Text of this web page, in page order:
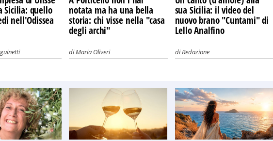
Sicilia: quello
nell'Odissea
notata ma ha una bella
storia: chi visse nella "casa
degli archi"
diMaria Oliveri
sua Sicilia: il video del
nuovo brano "Cuntami" di
Lello Analfino
diRedazione